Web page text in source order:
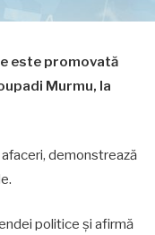
este promovată
Murmu, la
demonstrează
politice și afirmă